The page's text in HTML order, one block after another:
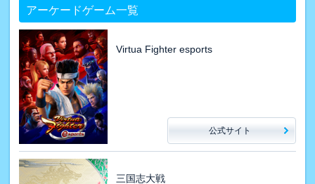
アーケードゲーム一覧
Virtua Fighter esports
公式サイト
三国志大戦